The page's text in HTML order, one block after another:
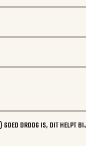
DROOG IS, DIT HELPT